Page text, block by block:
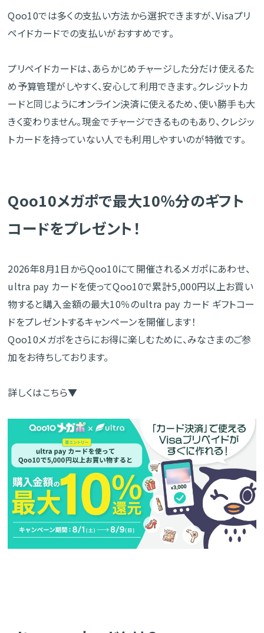
Qoo10では多くの支払い方法から選択できますが、Visaプリ
ペイドカードでの支払いがおすすめです。
プリペイドカードは、あらかじめチャージした分だけ使えるた
め予算管理がしやすく、安心して利用できます。クレジットカ
ードと同じようにオンライン決済に使えるため、使い勝手も大
きく変わりません。現金でチャージできるものもあり、クレジッ
トカードを持っていない人でも利用しやすいのが特徴です。
Qoo10メガポで最大10％分のギフト
コードをプレゼント！
2026年8月1日からQoo10にて開催されるメガポにあわせ、
ultra pay カードを使ってQoo10で累計5,000円以上お買い
物すると購入金額の最大10％のultra pay カード ギフトコー
ドをプレゼントするキャンペーンを開催します！
Qoo10メガポをさらにお得に楽しむために、みなさまのご参
加をお待ちしております。
詳しくはこちら▼